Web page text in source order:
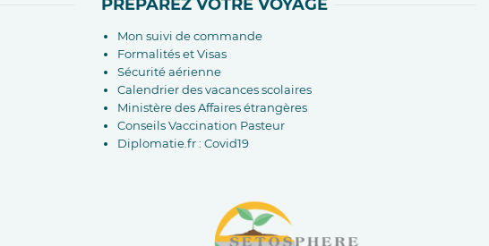
PRÉPAREZ VOTRE VOYAGE
Mon suivi de commande
Formalités et Visas
Sécurité aérienne
Calendrier des vacances scolaires
Ministère des Affaires étrangères
Conseils Vaccination Pasteur
Diplomatie.fr : Covid19